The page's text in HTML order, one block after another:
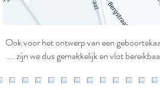
Ook voor het ontwerp van een
.... zijn we dus gemakkelijk en vlot